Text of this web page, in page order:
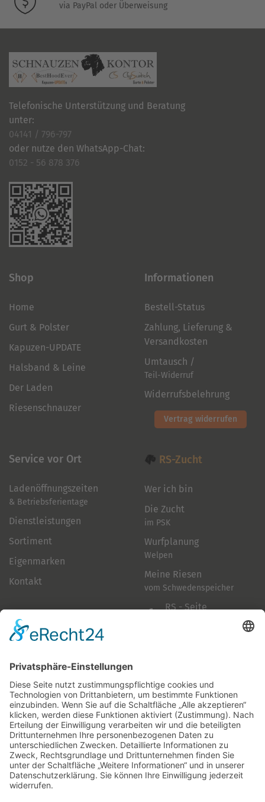
via PayPal oder Überweisung
Telefonische Unterstützung und Beratung
unter:
04141 / 796-797
oder nutze den WhatsApp-Chat:
0152 - 56 878 376
Shop
Home
Gurt & Polster
Kapuzen-UPDATE
Halsband & Leine
Der Laden
Riesenschnauzer
Informationen
Bestell-Status
Zahlung, Lieferung &
Versandkosten
Umtausch /
Teil-Widerruf
Widerrufsbelehrung
Vertrag widerrufen
Service vor Ort
Ladenöffnungszeiten
& Betriebsferientage
Dienstleistungen
Sortiment
Eigenmarken
Kontakt
RS-Zucht
Wer ich bin
Die Zucht
im PSK
Wurfplanung
Welpen
Meine Riesen
vom Schwedenspeicher
RS - Seite
Folge mir
Zahlungsarten
& Vorab-Überweisung
Alle Preise inkl. gesetzl. Mehrwertsteuer zzgl.